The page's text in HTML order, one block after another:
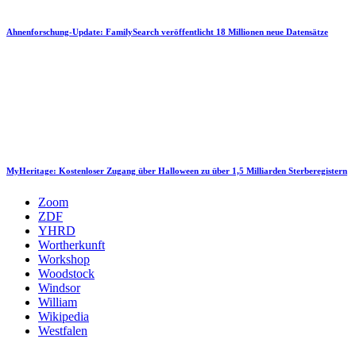
Ahnenforschung-Update: FamilySearch veröffentlicht 18 Millionen neue Datensätze
MyHeritage: Kostenloser Zugang über Halloween zu über 1,5 Milliarden Sterberegistern
Zoom
ZDF
YHRD
Wortherkunft
Workshop
Woodstock
Windsor
William
Wikipedia
Westfalen